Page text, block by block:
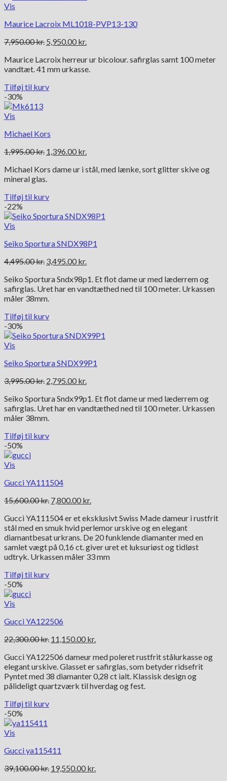
Vis
Maurice Lacroix ML1018-PVP13-130
7,950.00kr. Den
pris
var:
5,950.00 kr.
pris
er:
Maurice Lacroix herreur ur bicolour. safirglas samt 100 meter
vandtæt. 41 mm urkasse.
Tilføj til kurv
-30%
Vis
Michael Kors
1,995.00kr. Den
pris
var:
1,396.00 kr.
pris
Michael Kors dame ur i stål, med lænke, sort glitter skive og
mineral glas.
Tilføj til kurv
-22%
Vis
Seiko Sportura SNDX98P1
4,495.00kr. Den
pris
var:
4,495.00 kr..
3,495.00 kr.
pris
er:
Seiko Sportura Sndx98p1. Et flot dame ur med læderrem og
safirglas. Uret har en vandtæthed ned til 100 meter. Urkassen
måler 38mm.
Tilføj til kurv
-30%
Vis
Seiko Sportura SNDX99P1
3,995.00kr. Den
pris
var:
3,995.00 kr..
2,795.00 kr.
pris
er:
Seiko Sportura Sndx99p1. Et flot dame ur med læderrem og
safirglas. Uret har en vandtæthed ned til 100 meter. Urkassen
måler 38mm.
Tilføj til kurv
-50%
Vis
Gucci YA111504
15,600.00kr. Den
pris
var:
15,600.00 kr..
7,800.00 kr.
pris
er:
7,800.00 kr..
Gucci YA111504 er et eksklusivt Swiss Made dameur i rustfrit
stål med en smuk hvid perlemor urskive og en elegant
diamantbesat urkrans. De 20 funklende diamanter med en
samlet vægt på 0,16 ct. giver uret et luksuriøst og tidløst
udtryk. Urkassen måler 33 mm
Tilføj til kurv
-50%
Vis
Gucci YA122506
22,300.00kr. Den
pris
var:
22,300.00 kr..
11,150.00 kr.
pris
er:
11,150.00 kr..
Gucci YA122506 dameur med poleret rustfrit stålurkasse og
elegant urskive. Glasset er safirglas, som betyder ridsefrit
Pyntet med 38 diamanter 0,28 ct ialt. Klassisk design og
pålideligt quartzværk til hverdag og fest.
Tilføj til kurv
-50%
Vis
Gucci ya115411
39,100.00kr. Den
19,550.00 kr.